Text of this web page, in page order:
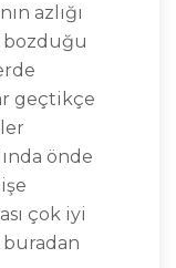
azlığı
bozduğu
geçtikçe
önde
çok iyi
buradan